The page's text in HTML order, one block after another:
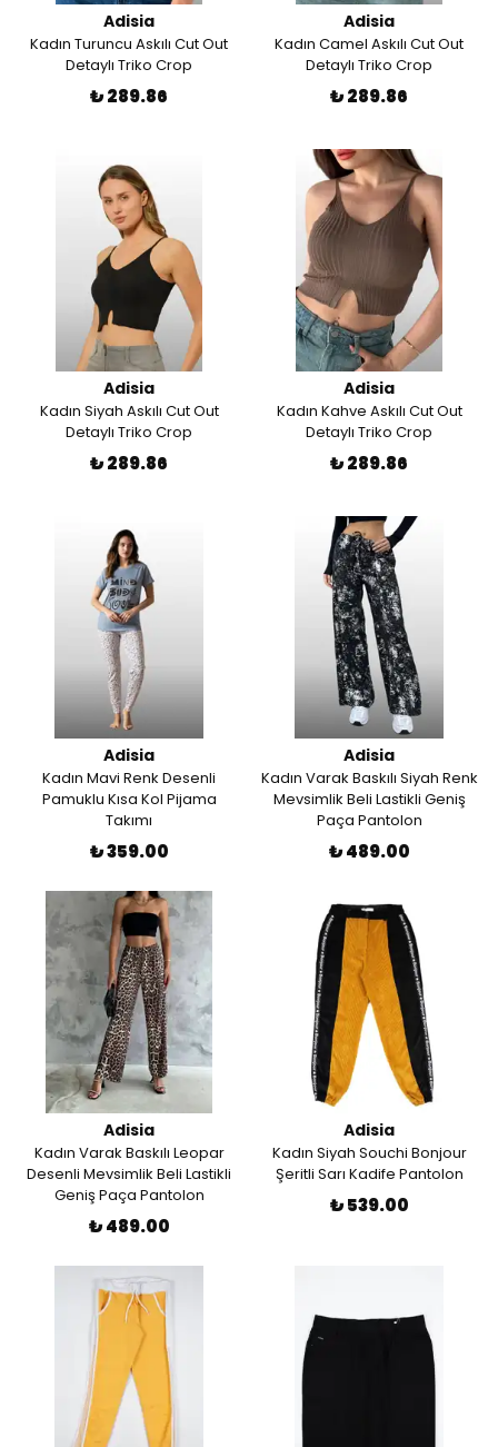
Adisia
Kadın Turuncu Askılı Cut Out
Detaylı Triko Crop
₺ 289.86
Adisia
Kadın Camel Askılı Cut Out
Detaylı Triko Crop
₺ 289.86
Adisia
Kadın Siyah Askılı Cut Out
Detaylı Triko Crop
₺ 289.86
Adisia
Kadın Kahve Askılı Cut Out
Detaylı Triko Crop
₺ 289.86
Adisia
Kadın Mavi Renk Desenli
Pamuklu Kısa Kol Pijama
Takımı
₺ 359.00
Adisia
Kadın Varak Baskılı Siyah Renk
Mevsimlik Beli Lastikli Geniş
Paça Pantolon
₺ 489.00
Adisia
Kadın Varak Baskılı Leopar
Desenli Mevsimlik Beli Lastikli
Geniş Paça Pantolon
₺ 489.00
Adisia
Kadın Siyah Souchi Bonjour
Şeritli Sarı Kadife Pantolon
₺ 539.00